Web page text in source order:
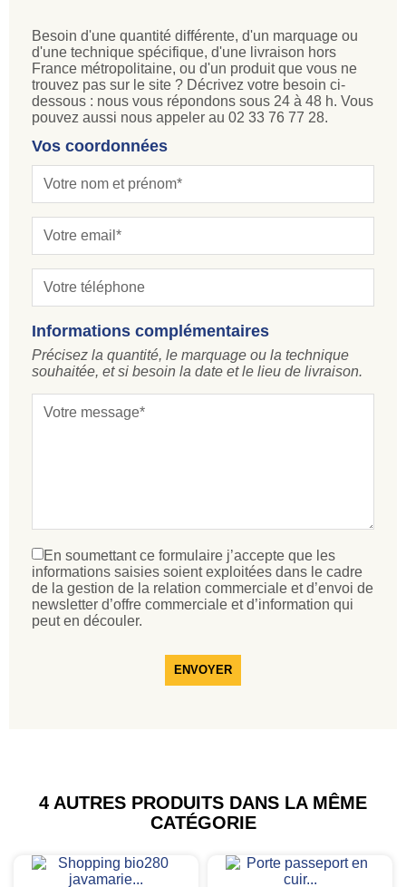
Besoin d'une quantité différente, d'un marquage ou
d'une technique spécifique, d'une livraison hors
France métropolitaine, ou d'un produit que vous ne
trouvez pas sur le site ? Décrivez votre besoin ci-
dessous : nous vous répondons sous 24 à 48 h. Vous
pouvez aussi nous appeler au 02 33 76 77 28.
Vos coordonnées
Informations complémentaires
Précisez la quantité, le marquage ou la technique
souhaitée, et si besoin la date et le lieu de livraison.
En soumettant ce formulaire j’accepte que les
informations saisies soient exploitées dans le cadre
de la gestion de la relation commerciale et d’envoi de
newsletter d’offre commerciale et d’information qui
peut en découler.
ENVOYER
4 AUTRES PRODUITS DANS LA MÊME
CATÉGORIE